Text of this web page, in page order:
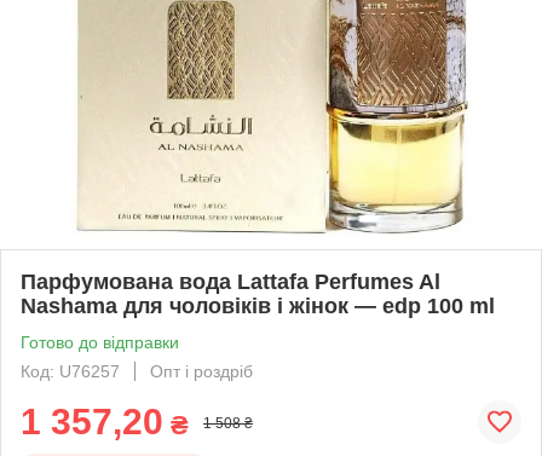
Парфумована вода Lattafa Perfumes Al
Nashama для чоловіків і жінок — edp 100 ml
Готово до відправки
Код: U76257
Опт і роздріб
1 357,20 ₴ 1 508 ₴